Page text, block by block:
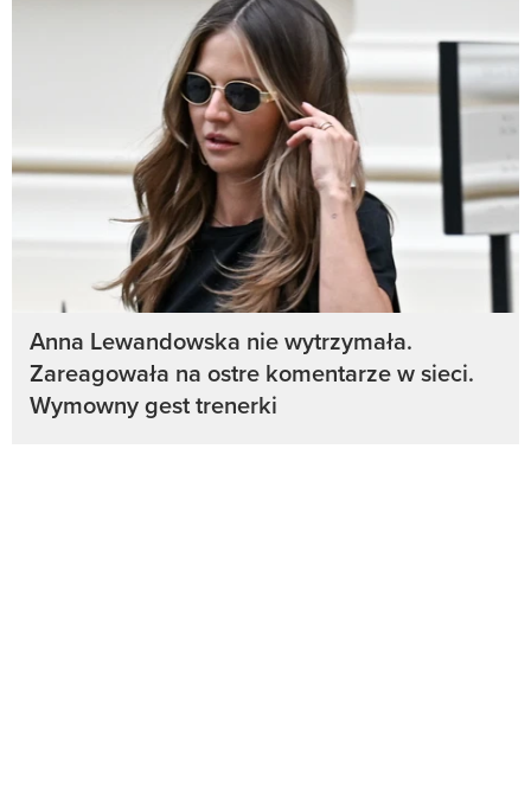
Anna Lewandowska nie wytrzymała.
Zareagowała na ostre komentarze w sieci.
Wymowny gest trenerki